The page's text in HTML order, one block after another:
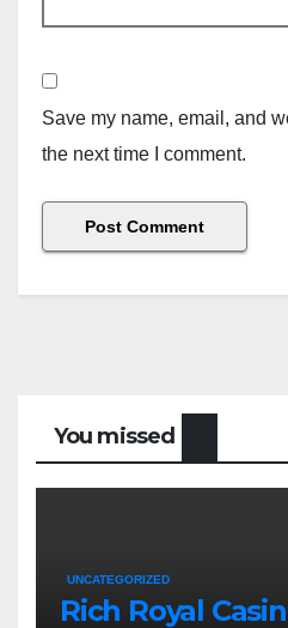
Save my name, email, and
the next time I comment.
You missed
UNCATEGORIZED
Rich Royal